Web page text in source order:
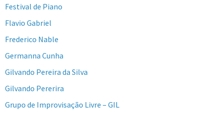
Festival de Piano
Flavio Gabriel
Frederico Nable
Germanna Cunha
Gilvando Pereira da Silva
Gilvando Pererira
Grupo de Improvisação Livre – GIL